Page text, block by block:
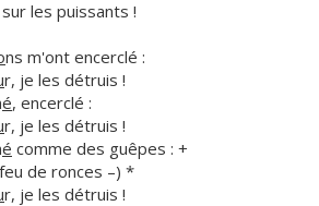
les puissants !
ns m'ont encerclé :
r, je les détruis !
é, encerclé :
r, je les détruis !
é comme des guêpes : +
de ronces –) *
r, je les détruis !